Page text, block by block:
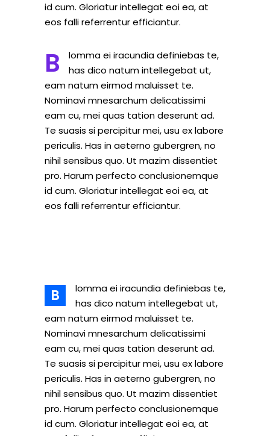
id cum. Gloriatur intellegat eoi ea, at
eos falli referrentur efficiantur.
B
lomma ei iracundia definiebas te,
has dico natum intellegebat ut,
eam natum eirmod maluisset te.
Nominavi mnesarchum delicatissimi
eam cu, mei quas tation deserunt ad.
Te suasis si percipitur mei, usu ex labore
periculis. Has in aeterno gubergren, no
nihil sensibus quo. Ut mazim dissentiet
pro. Harum perfecto conclusionemque
id cum. Gloriatur intellegat eoi ea, at
eos falli referrentur efficiantur.
B
lomma ei iracundia definiebas te,
has dico natum intellegebat ut,
eam natum eirmod maluisset te.
Nominavi mnesarchum delicatissimi
eam cu, mei quas tation deserunt ad.
Te suasis si percipitur mei, usu ex labore
periculis. Has in aeterno gubergren, no
nihil sensibus quo. Ut mazim dissentiet
pro. Harum perfecto conclusionemque
id cum. Gloriatur intellegat eoi ea, at